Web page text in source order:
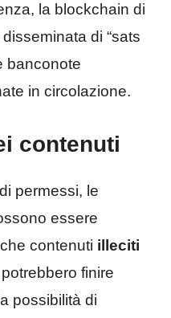
la blockchain di
di “sats
banconote
in circolazione.
contenuti
permessi, le
essere
contenuti illeciti
potrebbero finire
possibilità di